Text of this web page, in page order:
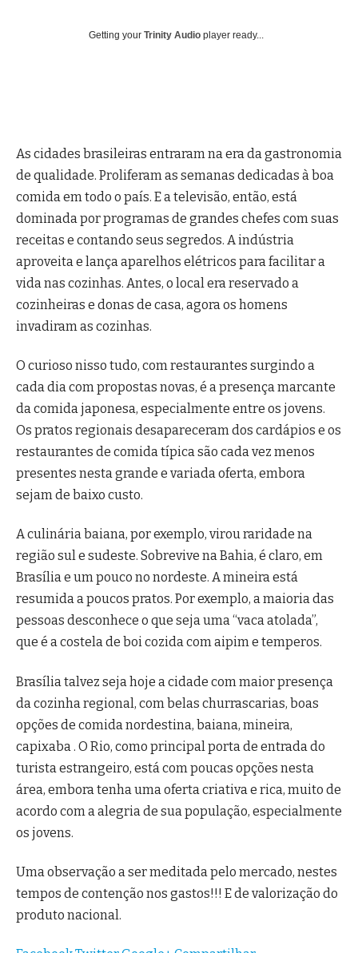
Getting your Trinity Audio player ready...
As cidades brasileiras entraram na era da gastronomia
de qualidade. Proliferam as semanas dedicadas à boa
comida em todo o país. E a televisão, então, está
dominada por programas de grandes chefes com suas
receitas e contando seus segredos. A indústria
aproveita e lança aparelhos elétricos para facilitar a
vida nas cozinhas. Antes, o local era reservado a
cozinheiras e donas de casa, agora os homens
invadiram as cozinhas.
O curioso nisso tudo, com restaurantes surgindo a
cada dia com propostas novas, é a presença marcante
da comida japonesa, especialmente entre os jovens.
Os pratos regionais desapareceram dos cardápios e os
restaurantes de comida típica são cada vez menos
presentes nesta grande e variada oferta, embora
sejam de baixo custo.
A culinária baiana, por exemplo, virou raridade na
região sul e sudeste. Sobrevive na Bahia, é claro, em
Brasília e um pouco no nordeste. A mineira está
resumida a poucos pratos. Por exemplo, a maioria das
pessoas desconhece o que seja uma “vaca atolada”,
que é a costela de boi cozida com aipim e temperos.
Brasília talvez seja hoje a cidade com maior presença
da cozinha regional, com belas churrascarias, boas
opções de comida nordestina, baiana, mineira,
capixaba . O Rio, como principal porta de entrada do
turista estrangeiro, está com poucas opções nesta
área, embora tenha uma oferta criativa e rica, muito de
acordo com a alegria de sua população, especialmente
os jovens.
Uma observação a ser meditada pelo mercado, nestes
tempos de contenção nos gastos!!! E de valorização do
produto nacional.